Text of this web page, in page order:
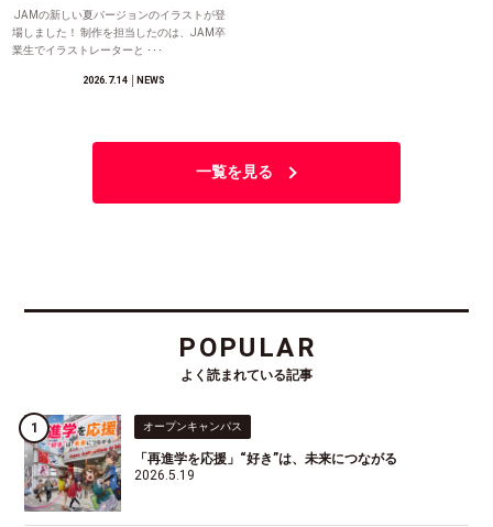
JAMの新しい夏バージョンのイラストが登
場しました！ 制作を担当したのは、JAM卒
業生でイラストレーターと ･･･
2026.7.14│NEWS
一覧を見る
POPULAR
よく読まれている記事
オープンキャンパス
「再進学を応援」“好き”は、未来につながる
2026.5.19